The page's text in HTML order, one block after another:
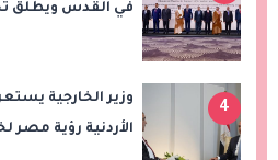
في القدس ويطلق
4
وزير الخارجية
الأردنية رؤية